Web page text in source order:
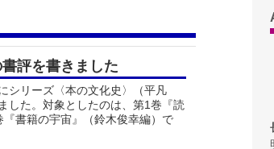
評を書きました
シリーズ〈本の文化史〉（平凡
した。対象としたのは、第1巻『読
書籍の宇宙』（鈴木俊幸編）で